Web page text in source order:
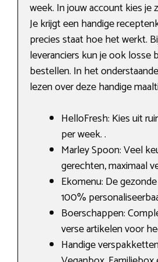
week. In jouw account kies je
Je krijgt een handige
precies staat hoe het werkt.
leveranciers kun je ook losse
bestellen. In het
lezen over deze handige
HelloFresh: Kies uit
per week. .
Marley Spoon: Veel
gerechten, maximaal
Ekomenu: De
100%
Boerschappen:
verse artikelen voor
Handige